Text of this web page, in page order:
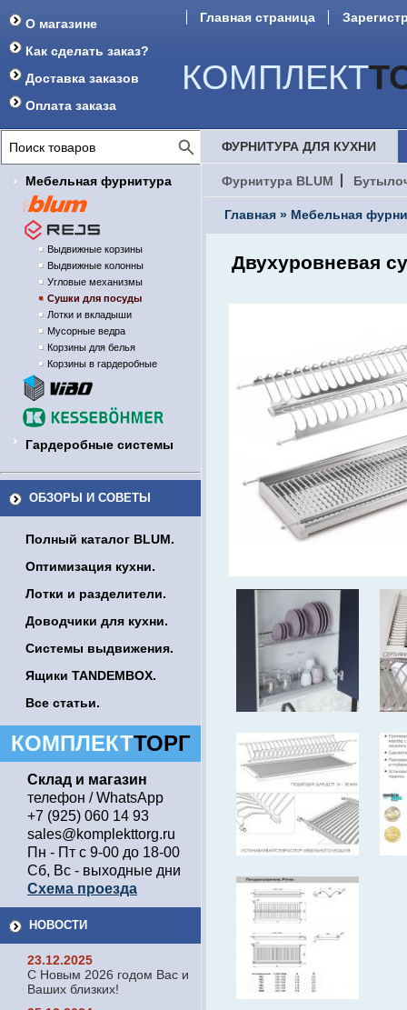
О магазине
Как сделать заказ?
Доставка заказов
Оплата заказа
Главная страница
КОМПЛЕКТ
Мебельная фурнитура
Выдвижные корзины
Выдвижные колонны
Угловые механизмы
Сушки для посуды
Лотки и вкладыши
Мусорные ведра
Корзины для белья
Корзины в гардеробные
Гардеробные системы
ОБЗОРЫ И СОВЕТЫ
Полный каталог BLUM.
Оптимизация кухни.
Лотки и разделители.
Доводчики для кухни.
Системы выдвижения.
Ящики TANDEMBOX.
Все статьи.
КОМПЛЕКТТОРГ
Склад и магазин
телефон / WhatsApp
+7 (925) 060 14 93
sales@komplekttorg.ru
Пн - Пт с 9-00 до 18-00
Сб, Вс - выходные дни
Схема проезда
НОВОСТИ
23.12.2025
С Новым 2026 годом Вас и
Ваших близких!
ФУРНИТУРА ДЛЯ КУХНИ
Фурнитура BLUM
Главная » Мебельная
Двухуровневая